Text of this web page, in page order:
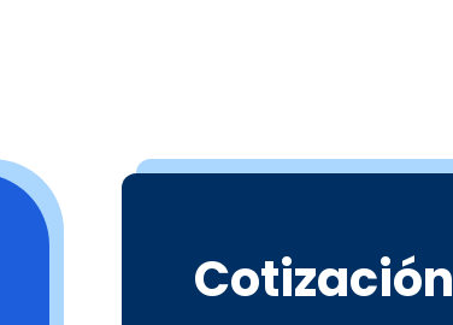
Cotización